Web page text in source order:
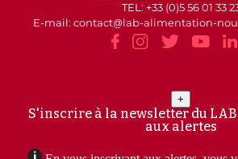
TEL: +33 (0)5 56 01 33
E-mail: contact
lab-alimentation-
+
S'inscrire à la newsletter du LAB
aux alertes